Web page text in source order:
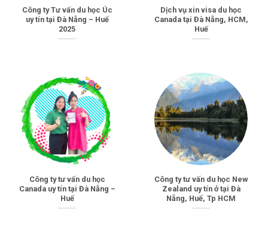
Công ty Tư vấn du học Úc
uy tín tại Đà Nẵng – Huế
2025
Dịch vụ xin visa du học
Canada tại Đà Nẵng, HCM,
Huế
Công ty tư vấn du học
Canada uy tín tại Đà Nẵng –
Huế
Công ty tư vấn du học New
Zealand uy tín ở tại Đà
Nẵng, Huế, Tp HCM